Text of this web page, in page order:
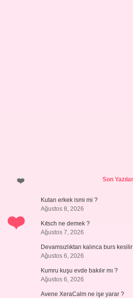
SidebarSon Yazılar
Kutan erkek ismi mi ?
Ağustos 8, 2026
Kıtsch ne demek ?
Ağustos 7, 2026
Devamsızlıktan kalınca burs
Ağustos 6, 2026
Kumru kuşu evde bakılır mı ?
Ağustos 6, 2026
Avene XeraCalm ne işe yarar ?